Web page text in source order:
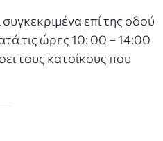
επί της οδού
τις ώρες 10: 00 – 14:00
τους κατοίκους που